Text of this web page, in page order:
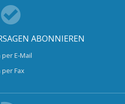
ABONNIEREN
E-Mail
Fax